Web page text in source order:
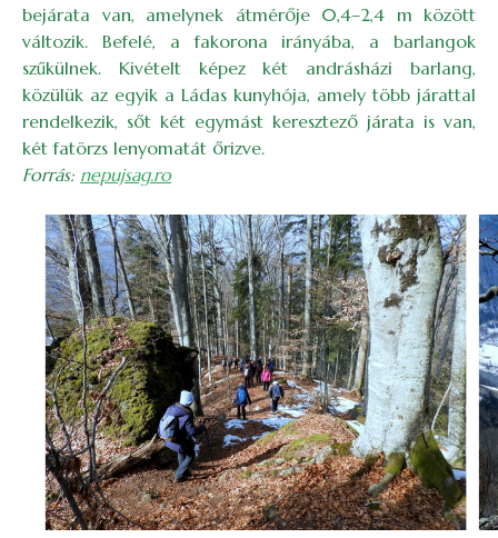
bejárata van, amelynek átmérője 0,4–2,4 m között
változik. Befelé, a fakorona irányába, a barlangok
szűkülnek. Kivételt képez két andrásházi barlang,
közülük az egyik a Ládas kunyhója, amely több járattal
rendelkezik, sőt két egymást keresztező járata is van,
két fatörzs lenyomatát őrizve.
Forrás: nepujsag.ro